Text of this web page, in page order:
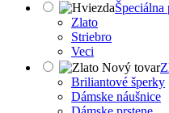
Špeciálna
Zlato
Striebro
Veci
Briliantové šperky
Dámske náušnice